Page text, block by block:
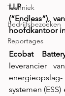
Techniek
Bedrijfsbezoeken
Reportages
LLP
(“Endless”),
hoofdkantoor
Ecobat
leverancier
energieopslag-
systemen